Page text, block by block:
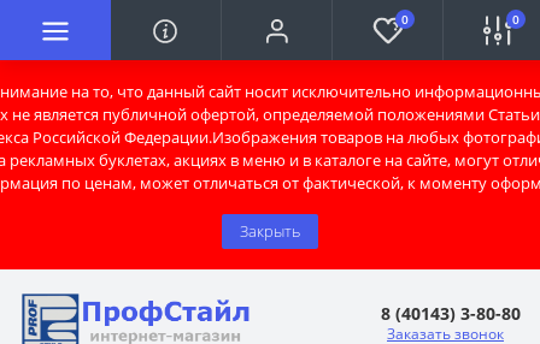
на то, что данный сайт носит исключительно
не является публичной офертой, определяемой положениями Статьи
Российской Федерации.Изображения товаров на любых
рекламных буклетах, акциях в меню и в каталоге на сайте, могут
по ценам, может отличаться от фактической, к моменту
Закрыть
0 0
8 (40143) 3-80-80
Заказать звонок